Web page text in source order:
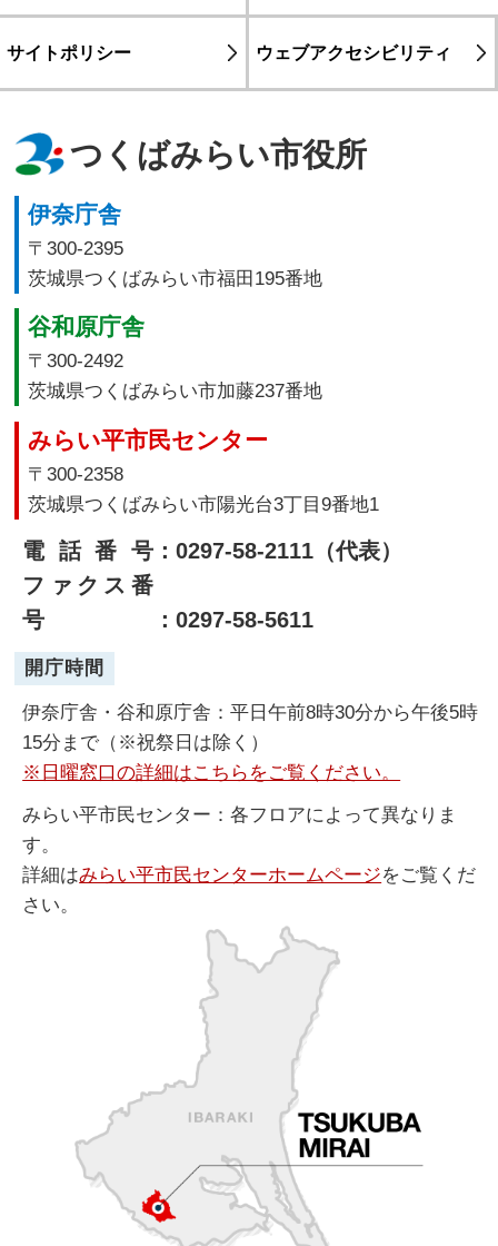
サイトポリシー ウェブアクセシビリティ
つくばみらい市役所
伊奈庁舎
〒300-2395
茨城県つくばみらい市福田195番地
谷和原庁舎
〒300-2492
茨城県つくばみらい市加藤237番地
みらい平市民センター
〒300-2358
茨城県つくばみらい市陽光台3丁目9番地1
電話番号：0297-58-2111（代表）
ファクス番
号
：0297-58-5611
開庁時間
伊奈庁舎・谷和原庁舎：平日午前8時30分から午後5時
15分まで（※祝祭日は除く）
※日曜窓口の詳細はこちらをご覧ください。
みらい平市民センター：各フロアによって異なりま
す。
詳細はみらい平市民センターホームページをご覧くだ
さい。